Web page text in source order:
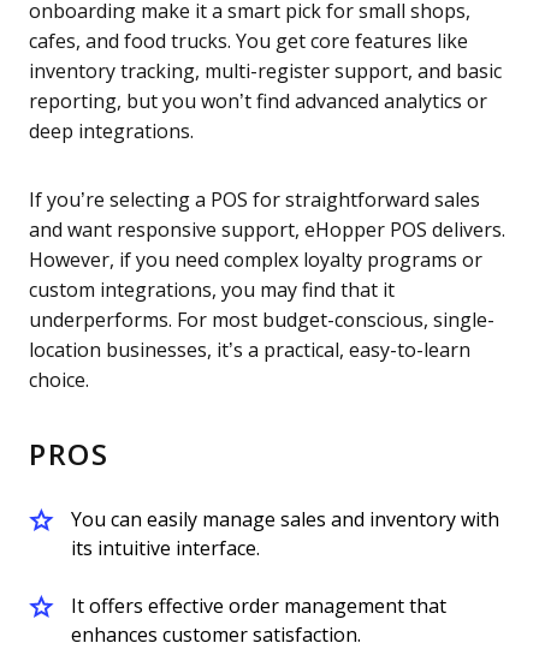
onboarding make it a smart pick for small shops,
cafes, and food trucks. You get core features like
inventory tracking, multi-register support, and basic
reporting, but you won’t find advanced analytics or
deep integrations.
If you’re selecting a POS for straightforward sales
and want responsive support, eHopper POS delivers.
However, if you need complex loyalty programs or
custom integrations, you may find that it
underperforms. For most budget-conscious, single-
location businesses, it’s a practical, easy-to-learn
choice.
PROS
You can easily manage sales and inventory with
its intuitive interface.
It offers effective order management that
enhances customer satisfaction.